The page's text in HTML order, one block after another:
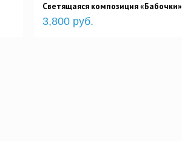
Светящаяся композиция «Бабочки»
3,800 руб.